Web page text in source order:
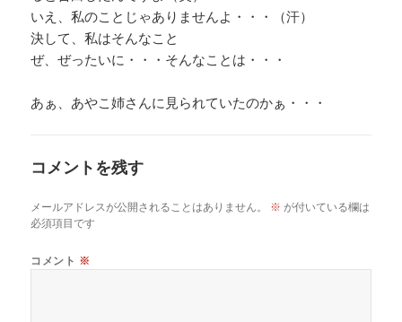
いえ、私のことじゃありませんよ・・・（汗）
決して、私はそんなこと
ぜ、ぜったいに・・・そんなことは・・・
あぁ、あやこ姉さんに見られていたのかぁ・・・
コメントを残す
メールアドレスが公開されることはありません。 ※ が付いている欄は
必須項目です
コメント ※